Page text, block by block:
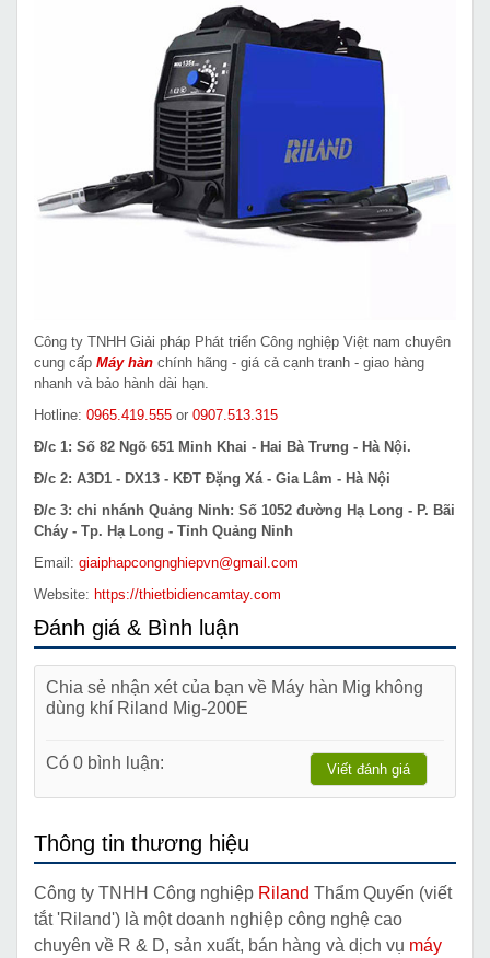
Công ty TNHH Giải pháp Phát triển Công nghiệp Việt nam chuyên
cung cấp Máy hàn chính hãng - giá cả cạnh tranh - giao hàng
nhanh và bảo hành dài hạn.
Hotline: 0965.419.555 or 0907.513.315
Đ/c 1: Số 82 Ngõ 651 Minh Khai - Hai Bà Trưng - Hà Nội.
Đ/c 2: A3D1 - DX13 - KĐT Đặng Xá - Gia Lâm - Hà Nội
Đ/c 3: chi nhánh Quảng Ninh: Số 1052 đường Hạ Long - P. Bãi
Cháy - Tp. Hạ Long - Tỉnh Quảng Ninh
Email: giaiphapcongnghiepvn@gmail.com
Website: https://thietbidiencamtay.com
Đánh giá & Bình luận
Chia sẻ nhận xét của bạn về Máy hàn Mig không
dùng khí Riland Mig-200E
Có 0 bình luận: Viết đánh giá
Thông tin thương hiệu
Công ty TNHH Công nghiệp Riland Thẩm Quyến (viết
tắt 'Riland') là một doanh nghiệp công nghệ cao
chuyên về R & D, sản xuất, bán hàng và dịch vụ máy